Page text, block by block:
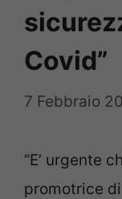
Covid”
7 Febbraio
“E’ urgente
promotrice